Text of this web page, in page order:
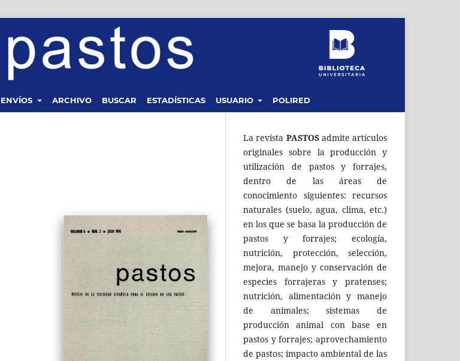
ENVÍOS ARCHIVO BUSCAR ESTADÍSTICAS USUARIO POLIRED
La revista PASTOSadmite artículos
originales sobre la producción y
utilización de pastos y forrajes,
dentro de las áreas de
conocimiento siguientes: recursos
naturales (suelo, agua, clima, etc.)
en los que se basa la producción de
pastos y forrajes; ecología,
nutrición, protección, selección,
mejora, manejo y conservación de
especies forrajeras y pratenses;
nutrición, alimentación y manejo
de animales; sistemas de
producción animal con base en
pastos y forrajes; aprovechamiento
de pastos; impacto ambiental de las